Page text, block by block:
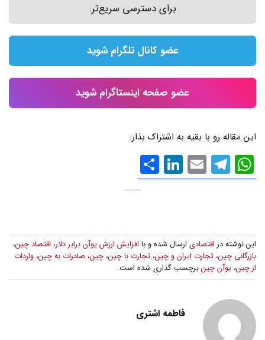
برای دسترسی سریع‌تر:
عضو کانال تلگرام شوید
عضو صفحه اینستاگرام شوید
این مقاله رو با بقیه به اشتراک بذار:
WhatsApp
Telegram
Email
LinkedIn
گذاری
این نوشته در اقتصادی ارسال شده و با افزایش ارزش یوآن برابر دلار، اقتصاد چین،
بازرگانی چین، تجارت ایران و چین، تجارت با چین، چین، صادرات به چین، واردات
از چین، یوآن چین برچسب گذاری شده است.
فاطمه اشتری